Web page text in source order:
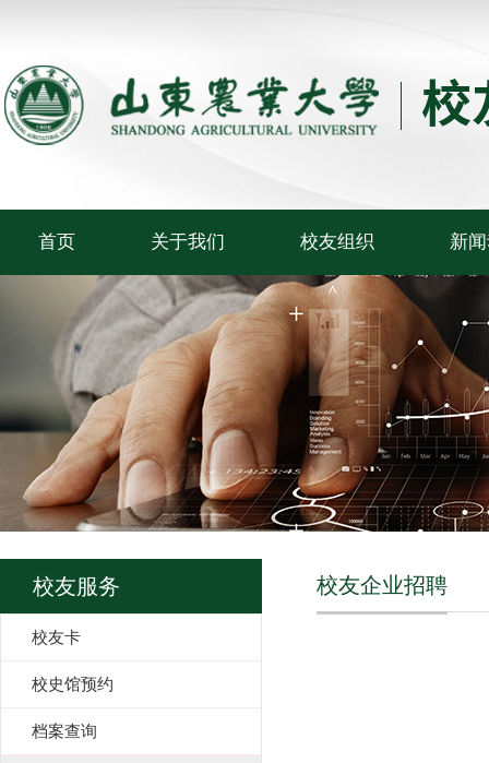
首页 关于我们 校友组织 新
校友服务
校友卡
校史馆预约
档案查询
校友企业招聘